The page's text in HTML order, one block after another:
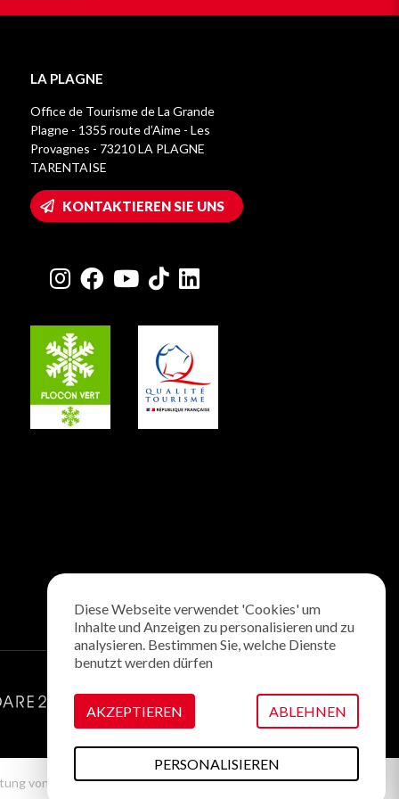
LA PLAGNE
Office de Tourisme de La Grande
Plagne - 1355 route d’Aime - Les
Provagnes - 73210 LA PLAGNE
TARENTAISE
KONTAKTIEREN SIE UNS
von Cookies
Diese Webseite verwendet 'Cookies' um
Inhalte und Anzeigen zu personalisieren und zu
analysieren. Bestimmen Sie, welche Dienste
benutzt werden dürfen
AKZEPTIEREN ABLEHNEN
PERSONALISIEREN